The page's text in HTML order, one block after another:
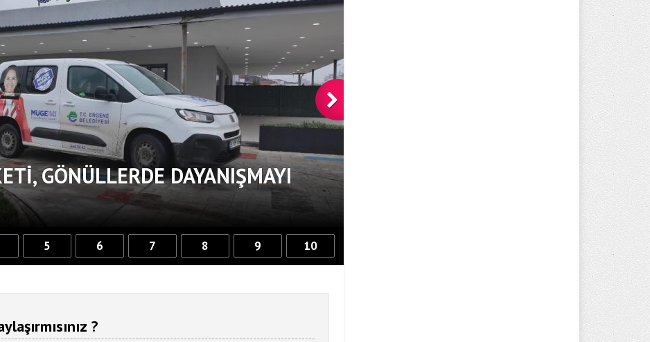
GÖNÜLLERDE DAYANIŞMAYI
250 BİN ÖĞÜN, BİNLERCE
5 6 7 8 9 10
?